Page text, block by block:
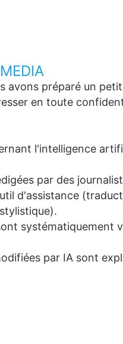
avons préparé un
en toute
l'intelligence
par des
d'assistance
systématiquement
par IA sont